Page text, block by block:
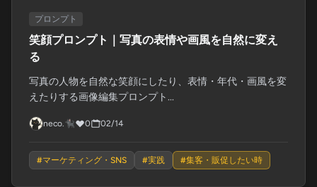
プロンプト
笑顔プロンプト｜写真の表情や画風を自然に変え
る
写真の人物を自然な笑顔にしたり、表情・年代・画風を変
えたりする画像編集プロンプト...
neco.🐈‍⬛ 0 02/14
#マーケティング・SNS #実践 #集客・販促したい時